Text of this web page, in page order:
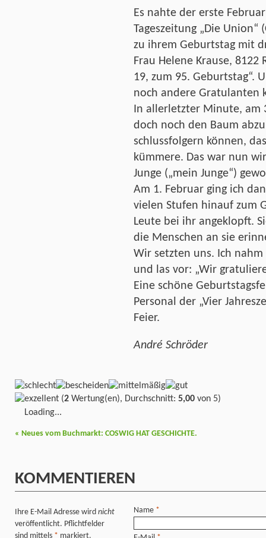
Es nahte der erste
Tageszeitung „Die Union“
zu ihrem Geburtstag mit
Frau Helene Krause,
19, zum 95. Geburtstag“.
noch andere Gratulanten
In allerletzter Minute, am
doch noch den Baum
schlussfolgern können,
kümmere. Das war nun
Junge („mein Junge“)
Am 1. Februar ging ich
vielen Stufen hinauf zum
Leute bei ihr angeklopft.
die Menschen an sie
Wir setzten uns. Ich
und las vor: „Wir
Eine schöne
Personal der „Vier
Feier.
André Schröder
(2 Wertung(en), Durchschnitt: 5,00 von 5)
Loading...
« Neues vom Buchmarkt: COSWIG HAT GESCHICHTE.
KOMMENTIEREN
Ihre E-Mail Adresse wird nicht
veröffentlicht. Pflichtfelder
sind mittels * markiert.
Name *